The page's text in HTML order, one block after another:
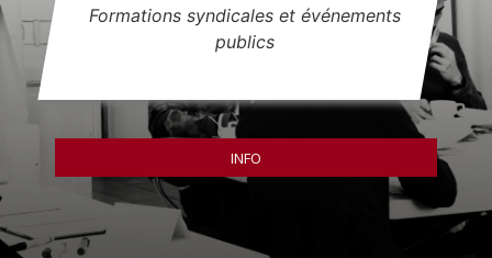
Formations syndicales et événements
publics
INFO